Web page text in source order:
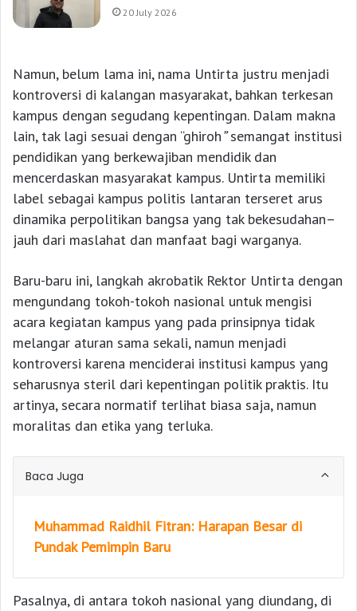
20 July 2026
Namun, belum lama ini, nama Untirta justru menjadi
kontroversi di kalangan masyarakat, bahkan terkesan
kampus dengan segudang kepentingan. Dalam makna
lain, tak lagi sesuai dengan “ghiroh”semangat institusi
pendidikan yang berkewajiban mendidik dan
mencerdaskan masyarakat kampus. Untirta memiliki
label sebagai kampus politis lantaran terseret arus
dinamika perpolitikan bangsa yang tak bekesudahan–
jauh dari maslahat dan manfaat bagi warganya.
Baru-baru ini, langkah akrobatik Rektor Untirta dengan
mengundang tokoh-tokoh nasional untuk mengisi
acara kegiatan kampus yang pada prinsipnya tidak
melangar aturan sama sekali, namun menjadi
kontroversi karena menciderai institusi kampus yang
seharusnya steril dari kepentingan politik praktis. Itu
artinya, secara normatif terlihat biasa saja, namun
moralitas dan etika yang terluka.
Baca Juga
Muhammad Raidhil Fitran: Harapan Besar di
Pundak Pemimpin Baru
Pasalnya, di antara tokoh nasional yang diundang, di